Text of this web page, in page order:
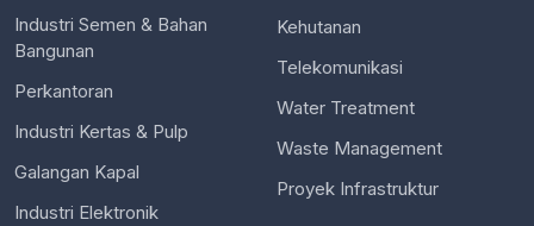
Industri Semen & Bahan
Bangunan
Perkantoran
Industri Kertas & Pulp
Galangan Kapal
Industri Elektronik
Kehutanan
Telekomunikasi
Water Treatment
Waste Management
Proyek Infrastruktur